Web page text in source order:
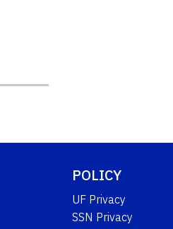
POLICY
UF Privacy
SSN Privacy